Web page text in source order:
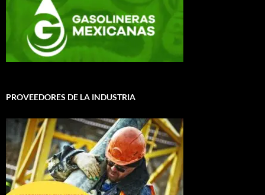
PROVEEDORES DE LA INDUSTRIA